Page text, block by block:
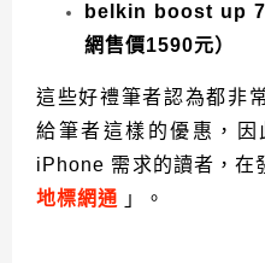
belkin boost up
網售價1590元）
這些好禮筆者認為都非
給筆者這樣的優惠，
iPhone 需求的讀者，在
地標網通 」。